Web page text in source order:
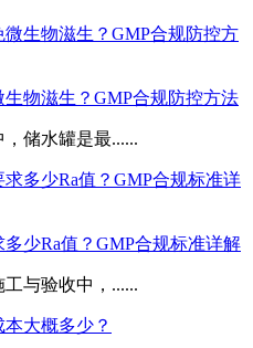
物滋生？GMP合规防控方法
储水罐是最......
少Ra值？GMP合规标准详解
与验收中，......